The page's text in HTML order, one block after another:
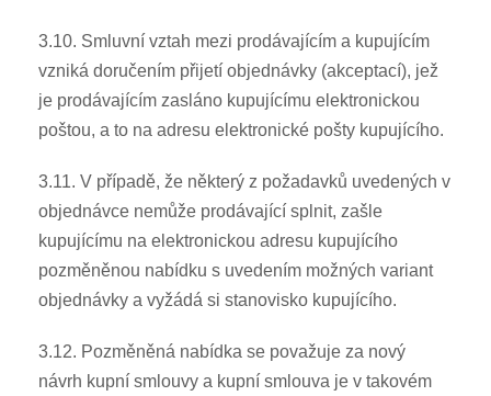
3.10. Smluvní vztah mezi prodávajícím a kupujícím
vzniká doručením přijetí objednávky (akceptací), jež
je prodávajícím zasláno kupujícímu elektronickou
poštou, a to na adresu elektronické pošty kupujícího.
3.11. V případě, že některý z požadavků uvedených v
objednávce nemůže prodávající splnit, zašle
kupujícímu na elektronickou adresu kupujícího
pozměněnou nabídku s uvedením možných variant
objednávky a vyžádá si stanovisko kupujícího.
3.12. Pozměněná nabídka se považuje za nový
návrh kupní smlouvy a kupní smlouva je v takovém